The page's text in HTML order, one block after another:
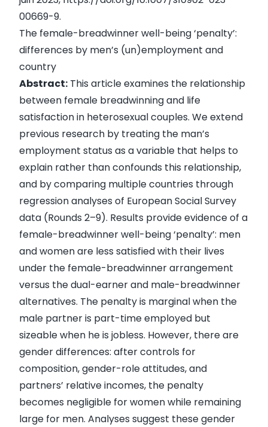
00669-9.
The female-breadwinner well-being ‘penalty’:
differences by men’s (un)employment and
country
Abstract: This article examines the relationship
between female breadwinning and life
satisfaction in heterosexual couples. We extend
previous research by treating the man’s
employment status as a variable that helps to
explain rather than confounds this relationship,
and by comparing multiple countries through
regression analyses of European Social Survey
data (Rounds 2–9). Results provide evidence of a
female-breadwinner well-being ‘penalty’: men
and women are less satisfied with their lives
under the female-breadwinner arrangement
versus the dual-earner and male-breadwinner
alternatives. The penalty is marginal when the
male partner is part-time employed but
sizeable when he is jobless. However, there are
gender differences: after controls for
composition, gender-role attitudes, and
partners’ relative incomes, the penalty
becomes negligible for women while remaining
large for men. Analyses suggest these gender